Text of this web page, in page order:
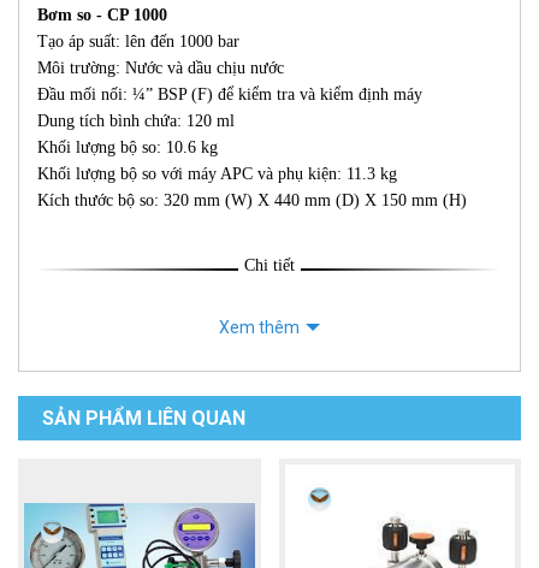
Bơm so - CP 1000
Tạo áp suất: lên đến 1000 bar
Môi trường: Nước và dầu chịu nước
Đầu mối nối: ¼” BSP (F) để kiểm tra và kiểm định máy
Dung tích bình chứa: 120 ml
Khối lượng bộ so: 10.6 kg
Khối lượng bộ so với máy APC và phụ kiện: 11.3 kg
Kích thước bộ so: 320 mm (W) X 440 mm (D) X 150 mm (H)
Chi tiết
Xem thêm
SẢN PHẨM LIÊN QUAN